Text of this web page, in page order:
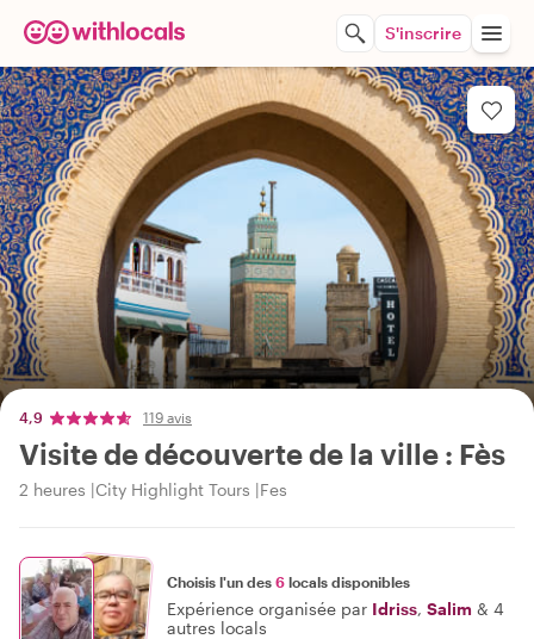
S'inscrire
4,9 119 avis
Visite de découverte de la ville : Fès
2 heures City Highlight Tours Fes
Choisis l'un des 6 locals disponibles
Expérience organisée par Idriss, Salim & 4
autres locals